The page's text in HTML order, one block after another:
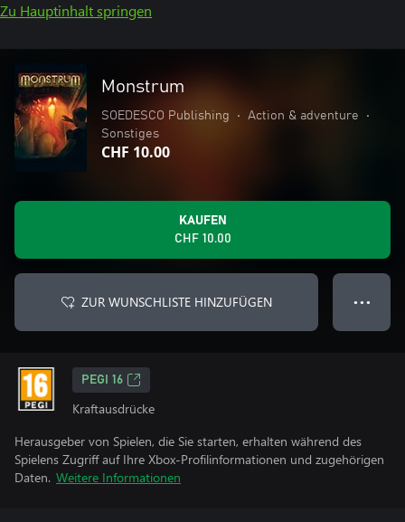
Zu Hauptinhalt springen
Monstrum
SOEDESCO Publishing • Action & adventure
•
Sonstiges
CHF 10.00
KAUFEN
CHF 10.00
ZUR WUNSCHLISTE HINZUFÜGEN ● ● ●
PEGI 16
Kraftausdrücke
Herausgeber von Spielen, die Sie starten, erhalten während des
Spielens Zugriff auf Ihre Xbox-Profilinformationen und zugehörigen
Daten. Weitere Informationen